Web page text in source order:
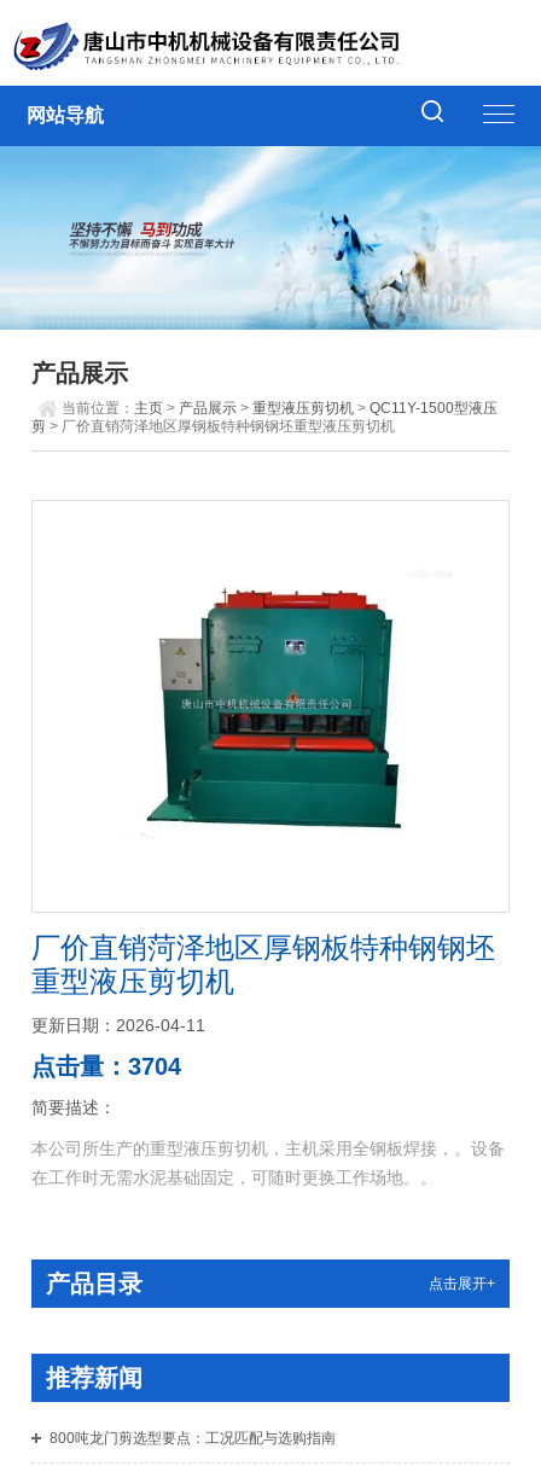
网站导航
产品展示
当前位置： 主页 > 产品展示 >重型液压剪切机 >QC11Y-1500型液压
剪 > 厂价直销菏泽地区厚钢板特种钢钢坯重型液压剪切机
厂价直销菏泽地区厚钢板特种钢钢坯
重型液压剪切机
更新日期：2026-04-11
点击量：3704
简要描述：
本公司所生产的重型液压剪切机，主机采用全钢板焊接，。设备
在工作时无需水泥基础固定，可随时更换工作场地。。
产品目录 点击展开+
推荐新闻
800吨龙门剪选型要点：工况匹配与选购指南